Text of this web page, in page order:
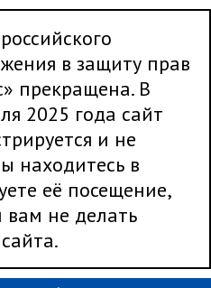
в защиту прав
прекращена. В
2025 года сайт
и не
находитесь в
её посещение,
не делать